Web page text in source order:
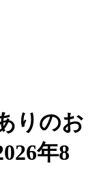
りのお
年8